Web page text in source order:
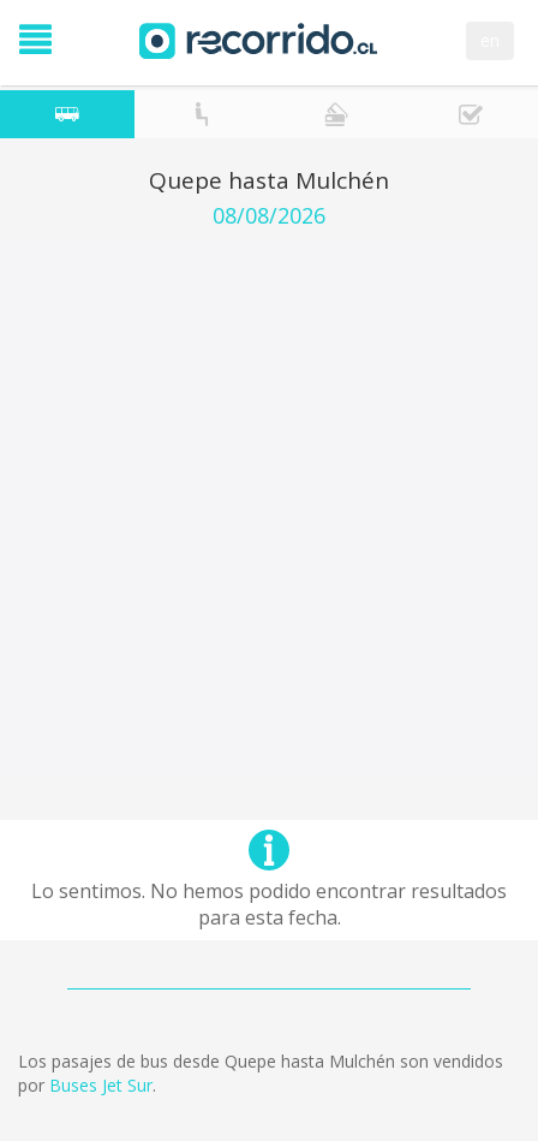
Quepe hasta Mulchén
08/08/2026
Lo sentimos. No hemos podido encontrar resultados
para esta fecha.
Los pasajes de bus desde Quepe hasta Mulchén son vendidos
por Buses Jet Sur.